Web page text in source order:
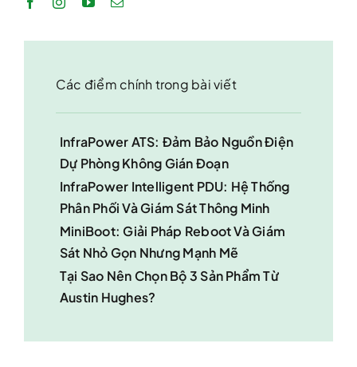
Các điểm chính trong bài viết
InfraPower ATS: Đảm Bảo Nguồn Điện
Dự Phòng Không Gián Đoạn
InfraPower Intelligent PDU: Hệ Thống
Phân Phối Và Giám Sát Thông Minh
MiniBoot: Giải Pháp Reboot Và Giám
Sát Nhỏ Gọn Nhưng Mạnh Mẽ
Tại Sao Nên Chọn Bộ 3 Sản Phẩm Từ
Austin Hughes?